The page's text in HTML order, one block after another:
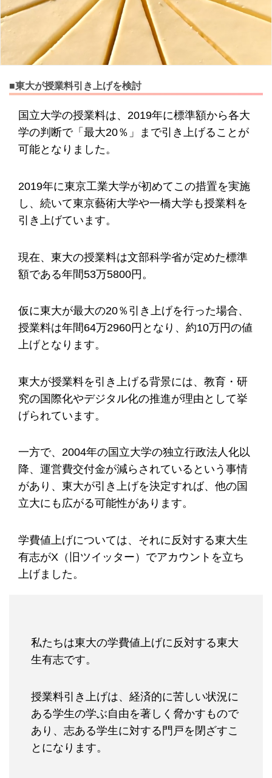
■東大が授業料引き上げを検討
国立大学の授業料は、2019年に標準額から各大
学の判断で「最大20％」まで引き上げることが
可能となりました。
2019年に東京工業大学が初めてこの措置を実施
し、続いて東京藝術大学や一橋大学も授業料を
引き上げています。
現在、東大の授業料は文部科学省が定めた標準
額である年間53万5800円。
仮に東大が最大の20％引き上げを行った場合、
授業料は年間64万2960円となり、約10万円の値
上げとなります。
東大が授業料を引き上げる背景には、教育・研
究の国際化やデジタル化の推進が理由として挙
げられています。
一方で、2004年の国立大学の独立行政法人化以
降、運営費交付金が減らされているという事情
があり、東大が引き上げを決定すれば、他の国
立大にも広がる可能性があります。
学費値上げについては、それに反対する東大生
有志がX（旧ツイッター）でアカウントを立ち
上げました。
私たちは東大の学費値上げに反対する東大
生有志です。
授業料引き上げは、経済的に苦しい状況に
ある学生の学ぶ自由を著しく脅かすもので
あり、志ある学生に対する門戸を閉ざすこ
とになります。